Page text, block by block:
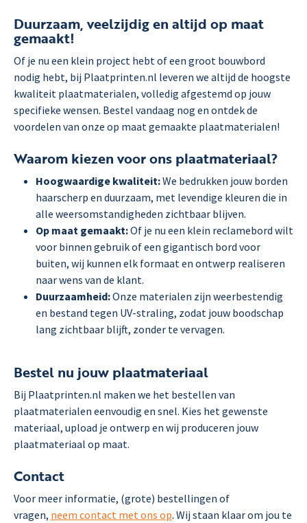
Duurzaam, veelzijdig en altijd op maat
gemaakt!
Of je nu een klein project hebt of een groot bouwbord
nodig hebt, bij Plaatprinten.nl leveren we altijd de hoogste
kwaliteit plaatmaterialen, volledig afgestemd op jouw
specifieke wensen. Bestel vandaag nog en ontdek de
voordelen van onze op maat gemaakte plaatmaterialen!
Waarom kiezen voor ons plaatmateriaal?
Hoogwaardige kwaliteit:We bedrukken jouw borden
haarscherp en duurzaam, met levendige kleuren die in
alle weersomstandigheden zichtbaar blijven.
Op maat gemaakt:Of je nu een klein reclamebord wilt
voor binnen gebruik of een gigantisch bord voor
buiten, wij kunnen elk formaat en ontwerp realiseren
naar wens van de klant.
Duurzaamheid:Onze materialen zijn weerbestendig
en bestand tegen UV-straling, zodat jouw boodschap
lang zichtbaar blijft, zonder te vervagen.
Bestel nu jouw plaatmateriaal
Bij Plaatprinten.nl maken we het bestellen van
plaatmaterialen eenvoudig en snel. Kies het gewenste
materiaal, upload je ontwerp en wij produceren jouw
plaatmateriaal op maat.
Contact
Voor meer informatie, (grote) bestellingen of
vragen, neem contact met ons op. Wij staan klaar om jou te